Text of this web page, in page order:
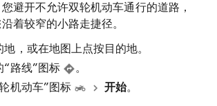
避开不允许双轮机动车通行的道路，
着较窄的小路走捷径。
，或在地图上点按目的地。
“路线”图标
。
机动车”图标
开始。